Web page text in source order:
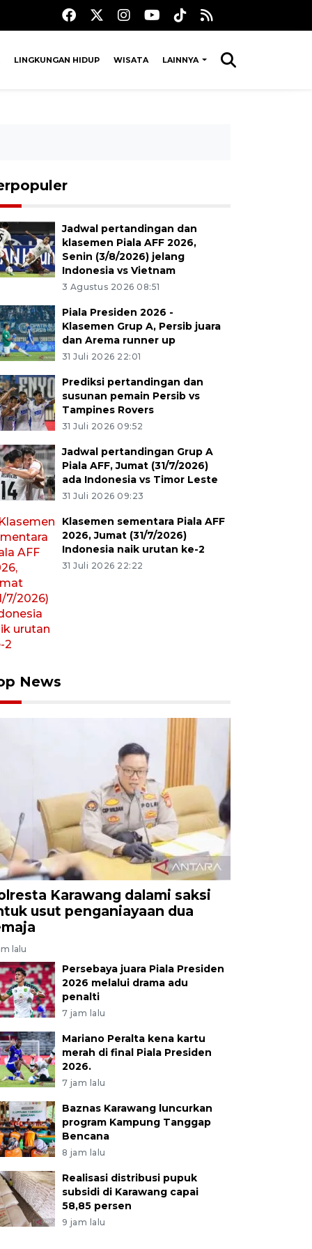
LINGKUNGAN HIDUP WISATA LAINNYA
Jadwal pertandingan dan
klasemen Piala AFF 2026,
Senin (3/8/2026) jelang
Indonesia vs Vietnam
3 Agustus 2026 08:51
Piala Presiden 2026 -
Klasemen Grup A, Persib juara
dan Arema runner up
31 Juli 2026 22:01
Prediksi pertandingan dan
susunan pemain Persib vs
Tampines Rovers
31 Juli 2026 09:52
Jadwal pertandingan Grup A
Piala AFF, Jumat (31/7/2026)
ada Indonesia vs Timor Leste
31 Juli 2026 09:23
Klasemen sementara Piala AFF
2026, Jumat (31/7/2026)
Indonesia naik urutan ke-2
31 Juli 2026 22:22
News
Karawang dalami saksi
usut penganiayaan dua
lalu
Persebaya juara Piala Presiden
2026 melalui drama adu
penalti
7 jam lalu
Mariano Peralta kena kartu
merah di final Piala Presiden
2026.
7 jam lalu
Baznas Karawang luncurkan
program Kampung Tanggap
Bencana
8 jam lalu
Realisasi distribusi pupuk
subsidi di Karawang capai
58,85 persen
9 jam lalu